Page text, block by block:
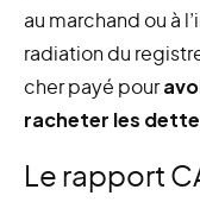
au marchand ou à
radiation du
cher payé pour
racheter les
Le rapport